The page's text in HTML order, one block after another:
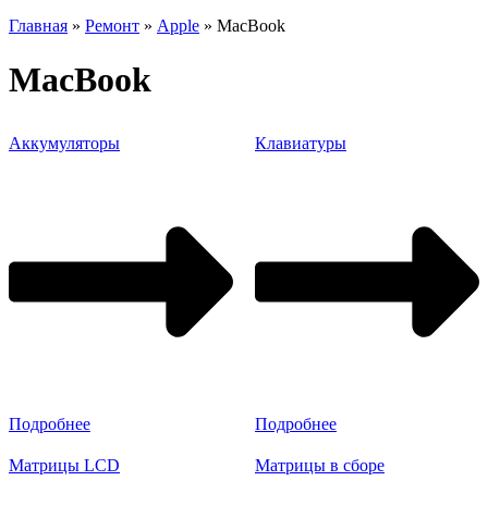
Главная » Ремонт » Apple » MacBook
MacBook
Аккумуляторы
Подробнее
Клавиатуры
Подробнее
Матрицы LCD Матрицы в сборе